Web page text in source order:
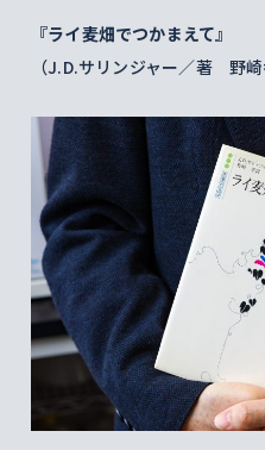
『ライ麦畑でつかまえて』
（J.D.サリンジャー／著 野